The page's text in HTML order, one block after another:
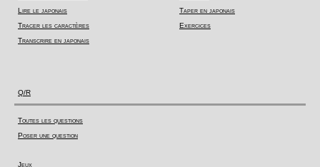
Lire le japonais
Tracer les caractères
Transcrire en japonais
Taper en japonais
Exercices
Q/R
Toutes les questions
Poser une question
Jeux